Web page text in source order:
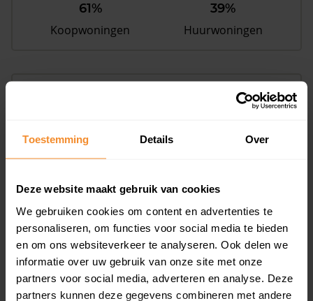
Toestemming Details Over
Deze website maakt gebruik van cookies
We gebruiken cookies om content en advertenties te
personaliseren, om functies voor social media te bieden
en om ons websiteverkeer te analyseren. Ook delen we
informatie over uw gebruik van onze site met onze
partners voor social media, adverteren en analyse. Deze
partners kunnen deze gegevens combineren met andere
61%
Koopwoningen
39%
Huurwoningen
0%
Bouwjaar